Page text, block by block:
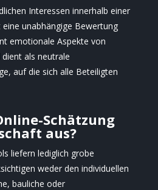
Interessen innerhalb einer
unabhängige Bewertung
emotionale Aspekte von
als neutrale
auf die sich alle Beteiligten
Schätzung
aus?
liefern lediglich grobe
weder den individuellen
bauliche oder